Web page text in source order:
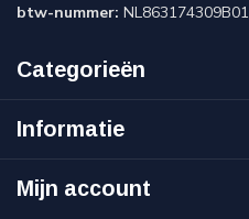
btw-nummer: NL863174309B01
Categorieën
Informatie
Mijn account